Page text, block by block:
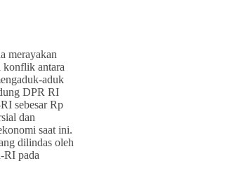
merayakan
konflik antara
aduk
DPR RI
sebesar Rp
dan
saat ini.
dilindas oleh
RI pada